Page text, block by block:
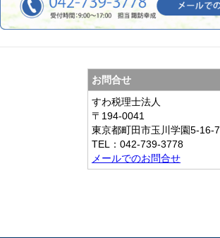
お問合せ
すわ税理士法人
〒194-0041
東京都町田市玉川学園5-16-7
TEL：042-739-3778
メールでのお問合せ